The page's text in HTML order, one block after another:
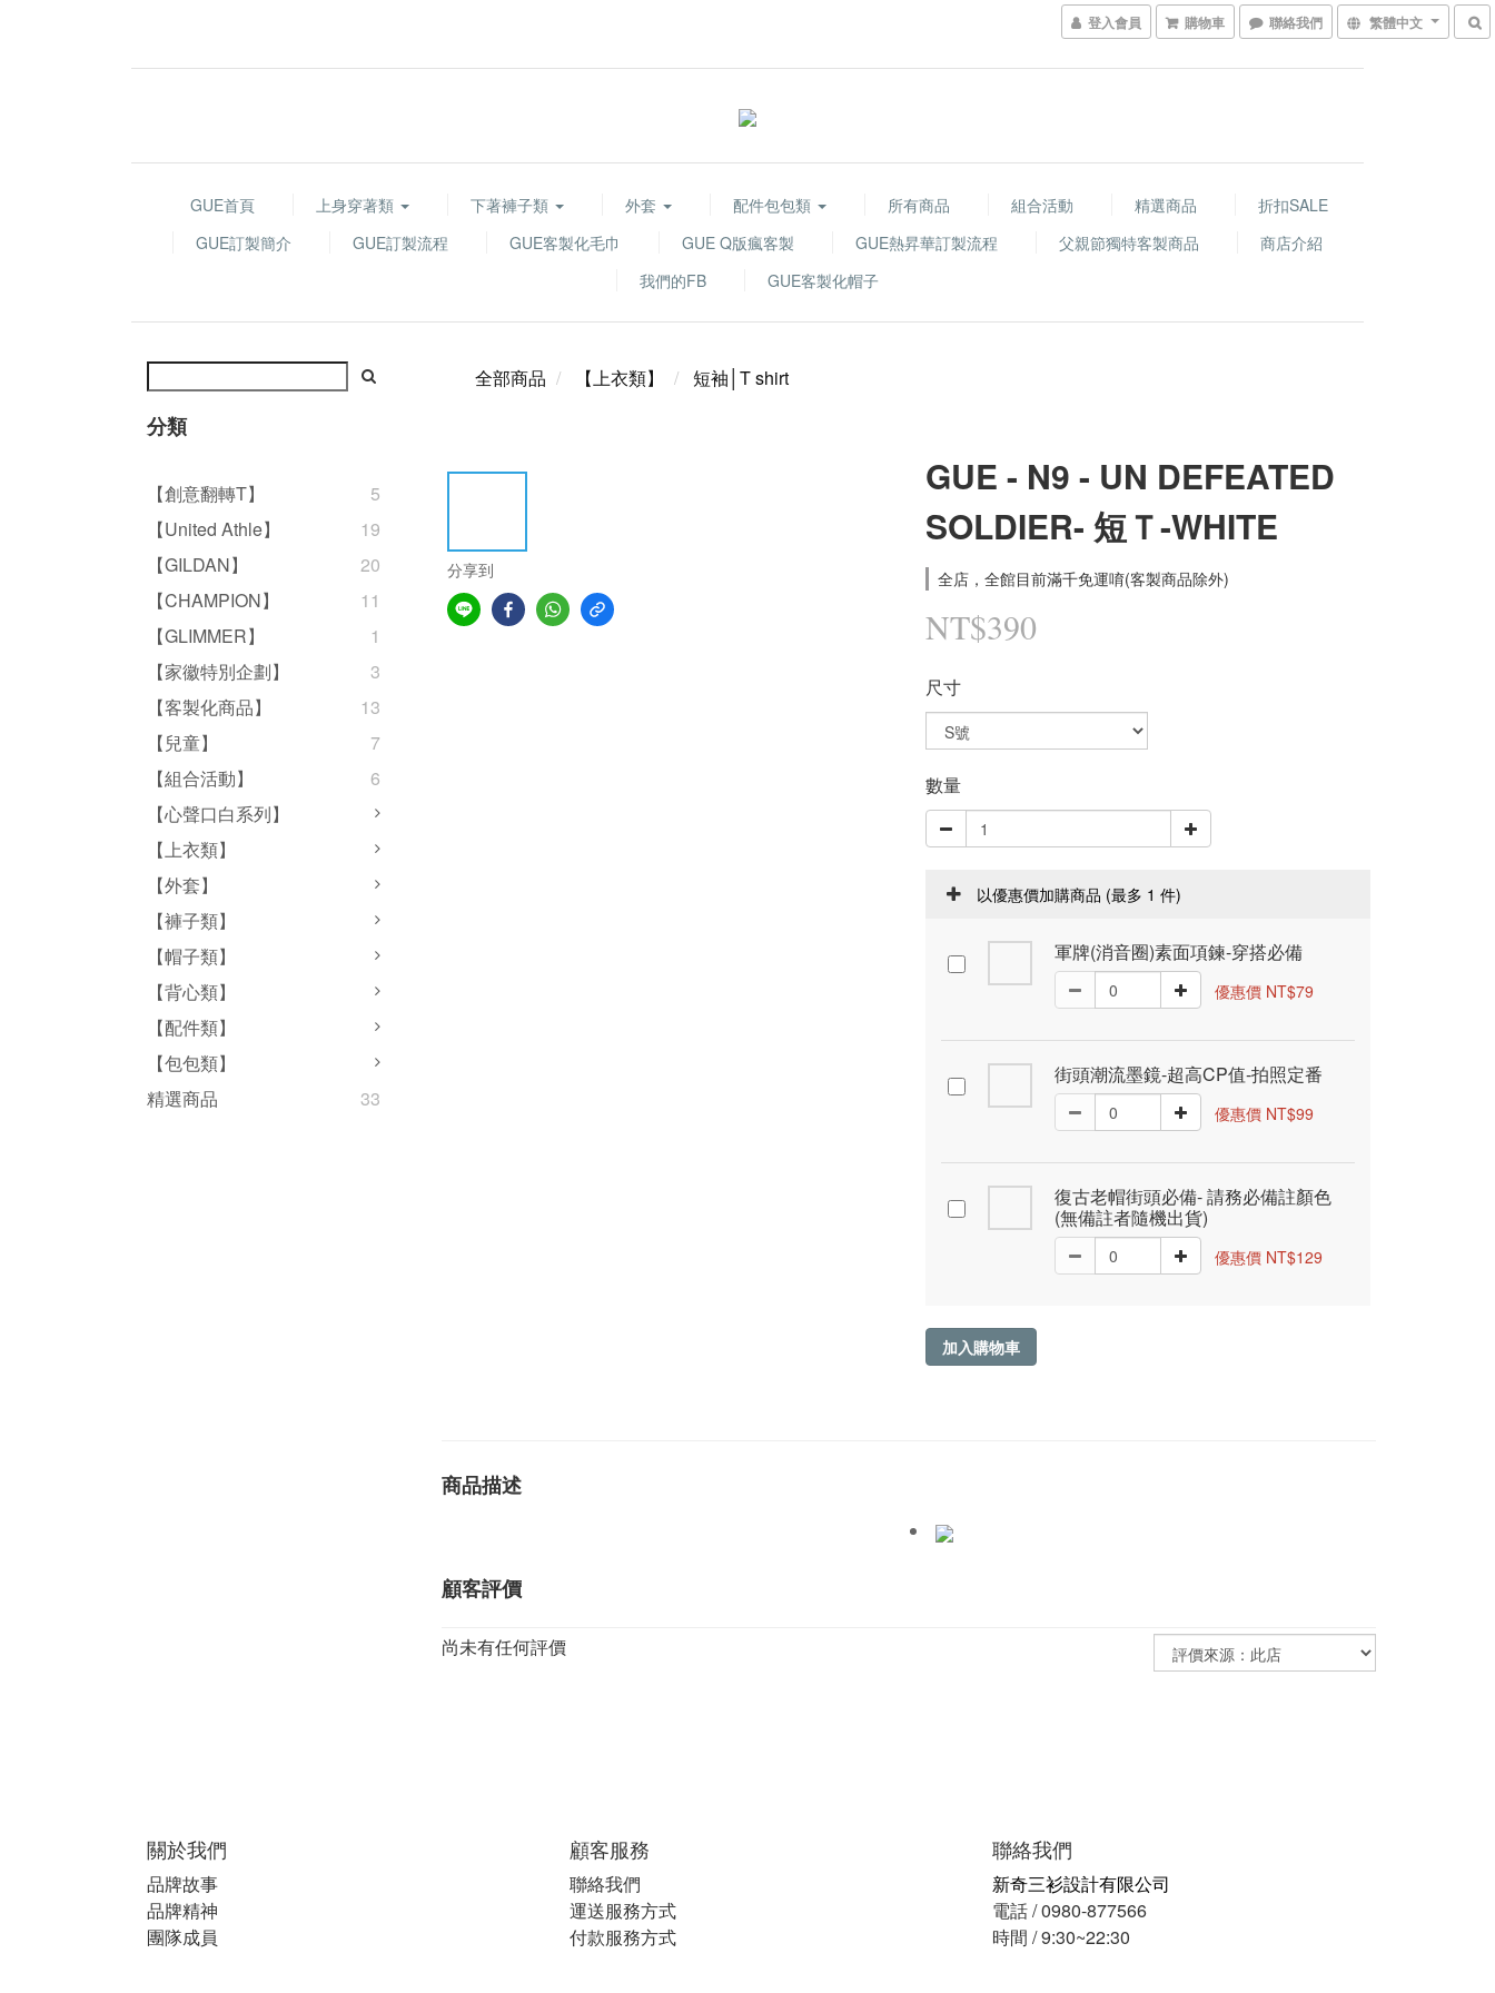
登入會員 購物車 聯絡我們 繁體中文
GUE首頁 上身穿著類 下著褲子類 外套 配件包包類 所有商品 組合活動 精選商品
折扣SALE
GUE訂製簡介
GUE訂製流程 GUE客製化毛巾 GUE Q版瘋客製 GUE熱昇華訂製流程 父親節獨特客製商品
商店介紹
我們的FB
GUE客製化帽子
分類
【創意翻轉T】
5
【United Athle】
19
【GILDAN】
20
【CHAMPION】
11
【GLIMMER】
1
【家徽特別企劃】
3
【客製化商品】
13
【兒童】
7
【組合活動】
6
【心聲口白系列】
【上衣類】
【外套】
【褲子類】
【帽子類】
【背心類】
【配件類】
【包包類】
精選商品
33
全部商品 【上衣類】 短袖│T shirt
分享到
GUE - N9 - UN DEFEATED
SOLDIER- 短Ｔ-WHITE
全店，全館目前滿千免運唷(客製商品除外)
NT$390
尺寸
數量
以優惠價加購商品 (最多 1 件)
軍牌(消音圈)素面項鍊-穿搭必備
優惠價 NT$79
街頭潮流墨鏡-超高CP值-拍照定番
優惠價 NT$99
復古老帽街頭必備- 請務必備註顏色
(無備註者隨機出貨)
優惠價 NT$129
加入購物車
商品描述
顧客評價
尚未有任何評價
關於我們
品牌故事
品牌精神
團隊成員
顧客服務
聯絡我們
運送服務方式
付款服務方式
聯絡我們
新奇三衫設計有限公司
電話 / 0980-877566
時間 / 9:30~22:30